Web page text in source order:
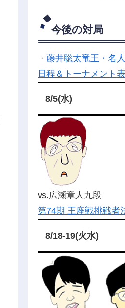
今後の対局
・ 藤井聡太竜王・名
日程＆トーナメント表
8/5(水)
vs.広瀬章人九段
第74期 王座戦挑戦者
8/18-19(火水)